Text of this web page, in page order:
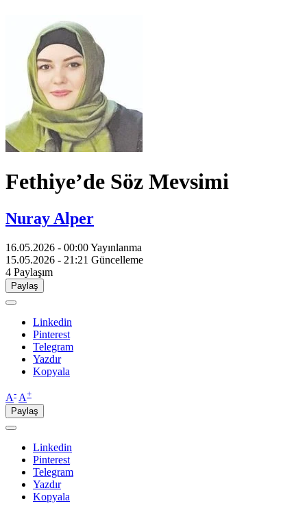
Fethiye’de Söz Mevsimi
Nuray Alper
16.05.2026 - 00:00Yayınlanma
15.05.2026 - 21:21 Güncelleme
4 Paylaşım
Paylaş
Linkedin
Pinterest
Telegram
Yazdır
Kopyala
A- A+
Paylaş
Linkedin
Pinterest
Telegram
Yazdır
Kopyala